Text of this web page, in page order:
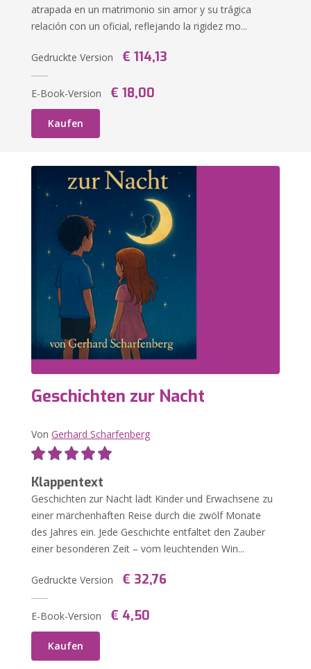
atrapada en un matrimonio sin amor y su trágica
relación con un oficial, reflejando la rigidez mo...
Gedruckte Version € 114,13
E-Book-Version € 18,00
Kaufen
Geschichten zur Nacht
VonGerhard Scharfenberg
Klappentext
Geschichten zur Nacht lädt Kinder und Erwachsene zu
einer märchenhaften Reise durch die zwölf Monate
des Jahres ein. Jede Geschichte entfaltet den Zauber
einer besonderen Zeit – vom leuchtenden Win...
Gedruckte Version € 32,76
E-Book-Version € 4,50
Kaufen